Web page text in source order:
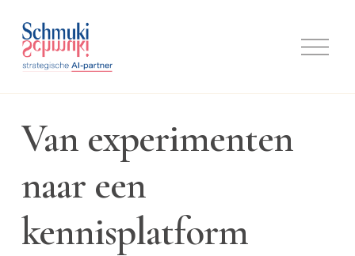
M
e
Van experimenten
naar een
kennisplatform